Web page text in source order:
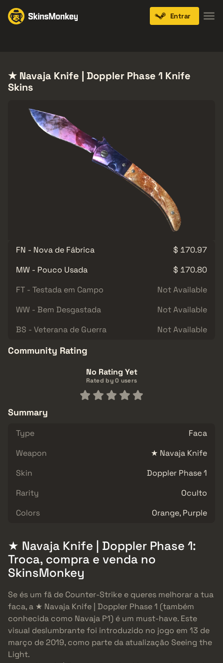
Entrar
★ Navaja Knife | Doppler Phase 1 Knife
Skins
FN - Nova de Fábrica
$ 170.97
MW - Pouco Usada
$ 170.80
FT - Testada em Campo
Not Available
WW - Bem Desgastada
Not Available
BS - Veterana de Guerra
Not Available
Community Rating
No Rating Yet
Rated by 0 users
Summary
Type
Faca
Weapon
★ Navaja Knife
Skin
Doppler Phase 1
Rarity
Oculto
Colors
Orange, Purple
★ Navaja Knife | Doppler Phase 1:
Troca, compra e venda no
SkinsMonkey
Se és um fã de Counter-Strike e queres melhorar a tua
faca, a ★ Navaja Knife | Doppler Phase 1 (também
conhecida como Navaja P1) é um must-have. Este
visual deslumbrante foi introduzido no jogo em 13 de
março de 2019, como parte da atualização Seeing the
Light.